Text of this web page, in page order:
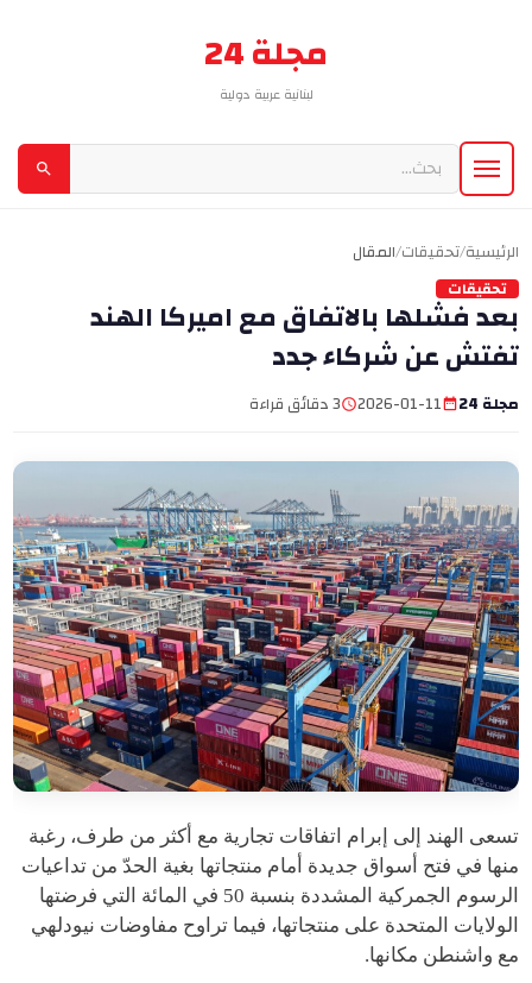
مجلة 24
لبنانية عربية دولية
الرئيسية/تحقيقات/المقال
تحقيقات
بعد فشلها بالاتفاق مع اميركا الهند
تفتش عن شركاء جدد
مجلة 24 2026-01-11 3 دقائق قراءة
تسعى الهند إلى إبرام اتفاقات تجارية مع أكثر من طرف، رغبة
منها في فتح أسواق جديدة أمام منتجاتها بغية الحدّ من تداعيات
الرسوم الجمركية المشددة بنسبة 50 في المائة التي فرضتها
الولايات المتحدة على منتجاتها، فيما تراوح مفاوضات نيودلهي
مع واشنطن مكانها.